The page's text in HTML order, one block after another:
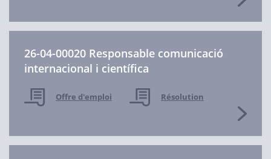
26-04-00020 Responsable comunicació
internacional i científica
Offre d'emploi Résolution